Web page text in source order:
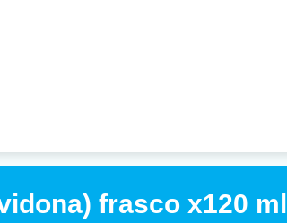
frasco x120 ml